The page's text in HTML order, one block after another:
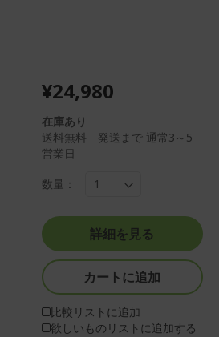
¥24,980
在庫あり
送料無料 発送まで 通常3～5
営業日
数量：
詳細を見る
カートに追加
比較リストに追加
欲しいものリストに追加する